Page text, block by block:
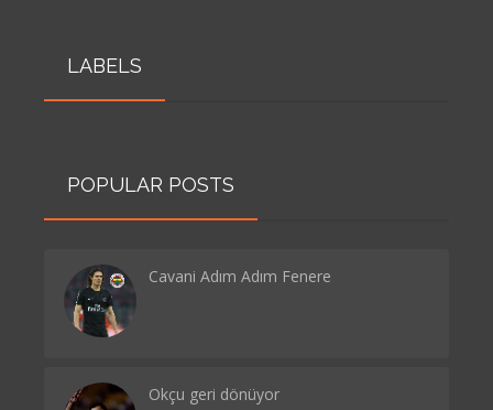
LABELS
POPULAR POSTS
Cavani Adım Adım Fenere
Okçu geri dönüyor